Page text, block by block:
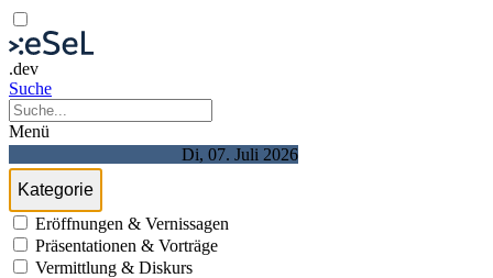
.dev
Suche
Menü
Di, 07. Juli 2026
Kategorie
Eröffnungen & Vernissagen
Präsentationen & Vorträge
Vermittlung & Diskurs